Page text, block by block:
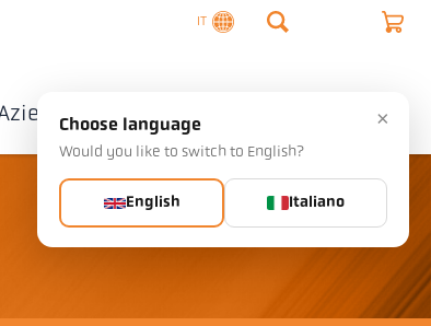
IT
Contatto ×
Choose language
Would you like to switch to English?
English Italiano